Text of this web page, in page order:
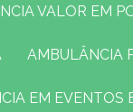
VALOR EM
EM EVENTOS